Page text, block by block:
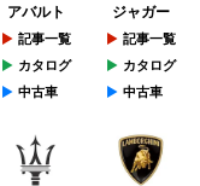
アバルト
記事一覧
カタログ
中古車
ジャガー
記事一覧
カタログ
中古車